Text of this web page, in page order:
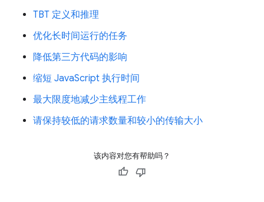
TBT 定义和推理
优化长时间运行的任务
降低第三方代码的影响
缩短 JavaScript 执行时间
最大限度地减少主线程工作
请保持较低的请求数量和较小的传输大小
该内容对您有帮助吗？